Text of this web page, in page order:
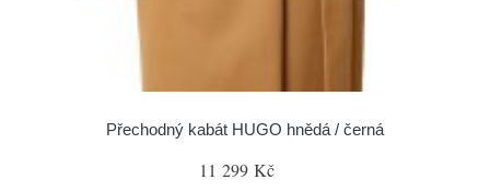
Přechodný kabát HUGO hnědá / černá
11 299 Kč